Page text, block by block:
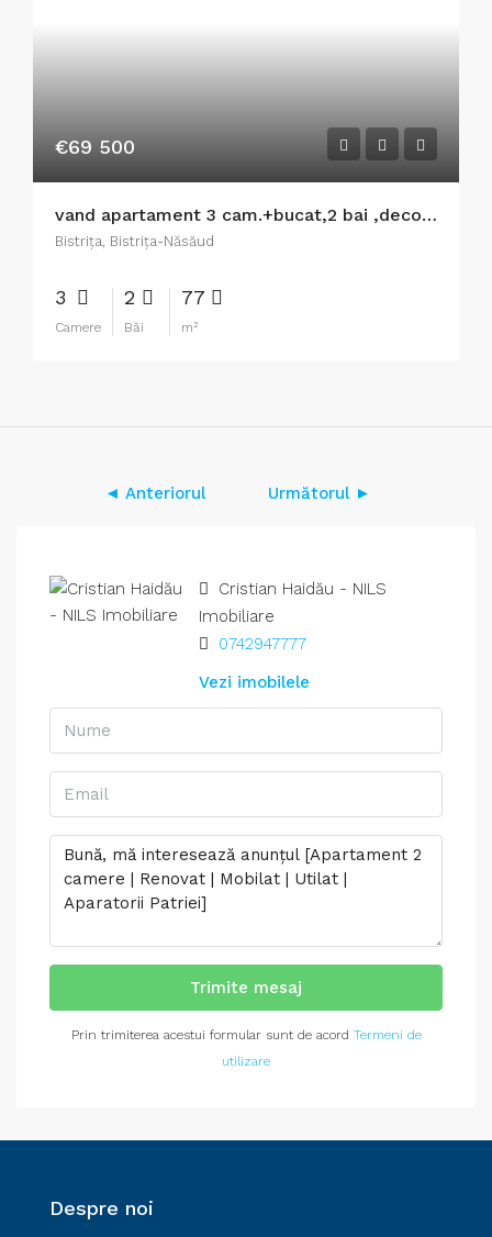
€69 500
vand apartament 3 cam.+bucat,2 bai ,decomandat,beci,Bistrita
Bistriţa, Bistrița-Năsăud
3
Camere
2
Băi
77
m²
◄ Anteriorul Următorul ►
Cristian Haidău - NILS
Imobiliare
0742947777
Vezi imobilele
Trimite mesaj
Prin trimiterea acestui formular sunt de acord Termeni de
utilizare
Despre noi